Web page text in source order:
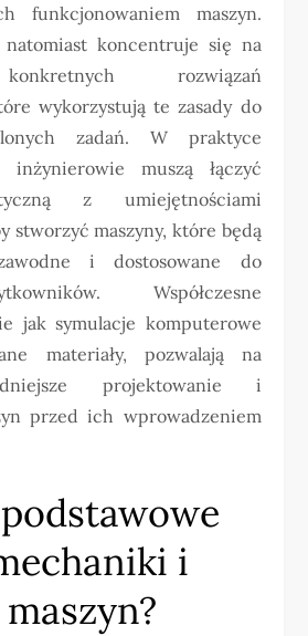
funkcjonowaniem maszyn.
natomiast koncentruje się na
rozwiązań
wykorzystują te zasady do
zadań. W praktyce
muszą łączyć
z umiejętnościami
stworzyć maszyny, które będą
i dostosowane do
Współczesne
jak symulacje komputerowe
materiały, pozwalają na
projektowanie i
przed ich wprowadzeniem
i